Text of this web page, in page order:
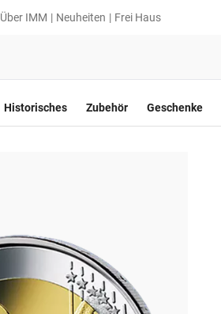
Über IMM Neuheiten Frei Haus
Historisches Zubehör Geschenke